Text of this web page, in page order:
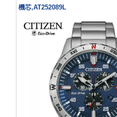
機芯,AT252089L